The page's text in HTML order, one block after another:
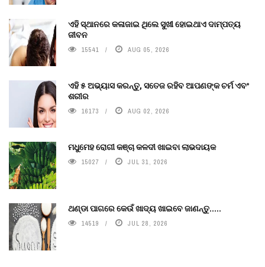
ଏହି ସ୍ଥାନରେ କଳାଜାଇ ଥିଲେ ସୁଖୀ ହୋଇଥାଏ ଦାମ୍ପତ୍ୟ
ଜୀବନ
15541 AUG 05, 2026
ଏହି ୫ ଅଭ୍ୟାସ କରନ୍ତୁ, ସତେଜ ରହିବ ଆପଣଙ୍କ ଚର୍ମ ଏବଂ
ଶରୀର
16173 AUG 02, 2026
ମଧୁମେହ ରୋଗୀ କଞ୍ଚା କଳଦୀ ଖାଇବା ଲାଭଦାୟକ
15027 JUL 31, 2026
ଥଣ୍ଡା ପାଗରେ କେଉଁ ଖାଦ୍ୟ ଖାଇବେ ଜାଣନ୍ତୁ.....
14519 JUL 28, 2026